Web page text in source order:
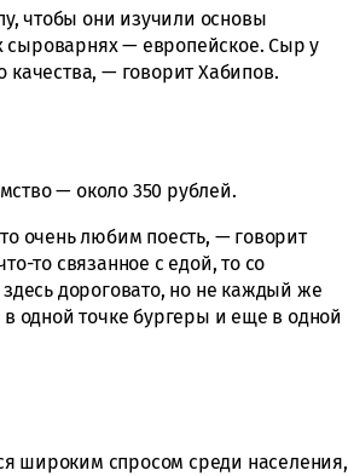
чтобы они изучили основы
сыроварнях — европейское. Сыр у
качества, — говорит Хабипов.
— около 350 рублей.
очень любим поесть, — говорит
то связанное с едой, то со
дороговато, но не каждый же
одной точке бургеры и еще в одной
широким спросом среди населения,